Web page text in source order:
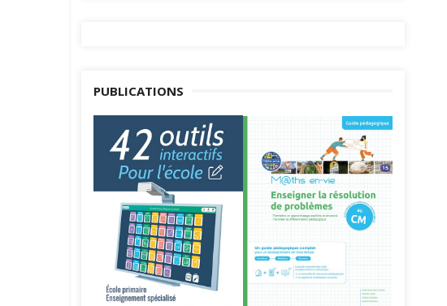
PUBLICATIONS